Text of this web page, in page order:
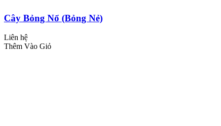
Cây Bỏng Nổ (Bỏng Nẻ)
Liên hệ
Thêm Vào Giỏ